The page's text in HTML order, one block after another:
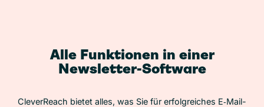
Alle Funktionen in einer
Newsletter-Software
CleverReach bietet alles, was Sie für erfolgreiches E‑Mail-